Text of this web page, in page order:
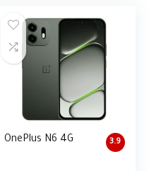
3.9
OnePlus N6 4G